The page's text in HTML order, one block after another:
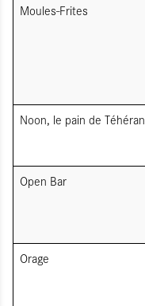
Moules-Frites
Noon, le pain de Téhéran
Open Bar
Orage